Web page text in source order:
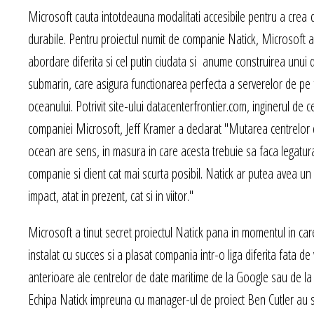
Microsoft cauta intotdeauna modalitati accesibile pentru a crea
durabile. Pentru proiectul numit de companie Natick, Microsoft
abordare diferita si cel putin ciudata si anume construirea unui
submarin, care asigura functionarea perfecta a serverelor de
oceanului. Potrivit site-ului datacenterfrontier.com, inginerul de
companiei Microsoft, Jeff Kramer a declarat "Mutarea centrelor
ocean are sens, in masura in care acesta trebuie sa faca
companie si client cat mai scurta posibil. Natick ar putea avea
impact, atat in prezent, cat si in viitor."
Microsoft a tinut secret proiectul Natick pana in momentul in
instalat cu succes si a plasat compania intr-o liga diferita fata
anterioare ale centrelor de date maritime de la Google sau de
Echipa Natick impreuna cu manager-ul de proiect Ben Cutler au